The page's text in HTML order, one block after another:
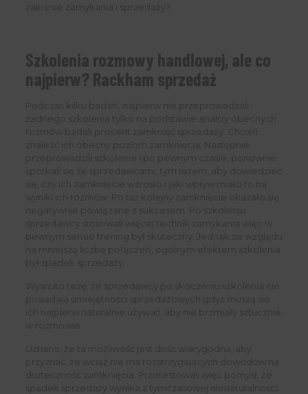
zakresie zamykania i sprzedaży?
Szkolenia rozmowy handlowej, ale co
najpierw? Rackham sprzedaż
Podczas kilku badań, najpierw nie przeprowadzali
żadnego szkolenia tylko na podstawie analizy obecnych
rozmów badali procent zamknięć sprzedaży. Chcieli
znaleźć ich obecny poziom zamknięcia. Następnie
przeprowadzili szkolenie i po pewnym czasie, ponownie
spotkali się ze sprzedawcami, tym razem, aby dowiedzieć
się, czy ich zamknięcie wzrosło i jaki wpływ miało to na
wyniki ich rozmów. Po raz kolejny zamknięcie okazało się
negatywnie powiązane z sukcesem. Po szkoleniu
sprzedawcy stosowali więcej technik zamykania więc w
pewnym sensie trening był skuteczny. Jednak ze względu
na mniejszą liczbę połączeń, ogólnym efektem szkolenia
był spadek sprzedaży.
Wysnuto tezę, że sprzedawcy po skoczeniu szkolenia nie
posiadają umiejętności sprzedażowych gdyż muszą się
ich najpierw naturalnie używać, aby nie brzmiały sztucznie
w rozmowie.
Uznano, że ta możliwość jest dość wiarygodna, aby
przyznać, że wciąż nie ma rozstrzygających dowodów na
skuteczność zamknięcia. Przetestowali więc pomysł, że
spadek sprzedaży wynika z tymczasowej nienaturalności.